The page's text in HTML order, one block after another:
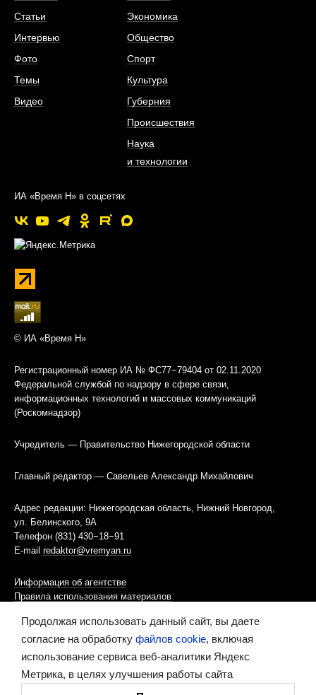
Статьи
Интервью
Фото
Темы
Видео
Экономика
Общество
Спорт
Культура
Губерния
Происшествия
Наука
и технологии
ИА «Время Н» в соцсетях
© ИА «Время Н»
Регистрационный номер ИА № ФС77−79404 от 02.11.2020
Федеральной службой по надзору в сфере связи,
информационных технологий и массовых коммуникаций
(Роскомнадзор)
Учредитель — Правительство Нижегородской области
Главный редактор — Савельев Александр Михайлович
Адрес редакции: Нижегородская область, Нижний Новгород,
ул. Белинского, 9А
Телефон (831) 430−18−91
E-mail redaktor@vremyan.ru
Информация об агентстве
Правила использования материалов
Информационная политика использования «cookies»-файлов
Ресурс содержит материалы 16+
Продолжая использовать данный сайт, вы даете
согласие на обработку файлов cookie, включая
использование сервиса веб-аналитики Яндекс
Метрика, в целях улучшения работы сайта